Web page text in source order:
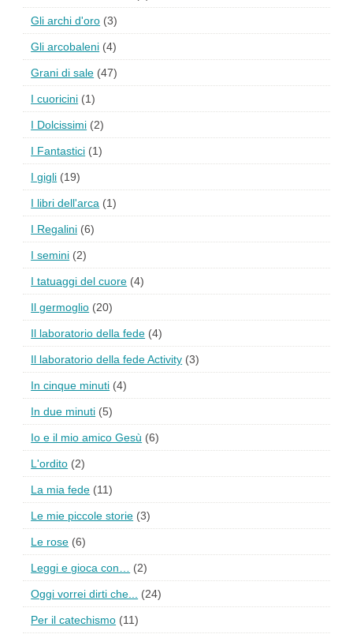
Gli archi d'oro (3)
Gli arcobaleni (4)
Grani di sale (47)
I cuoricini (1)
I Dolcissimi (2)
I Fantastici (1)
I gigli (19)
I libri dell'arca (1)
I Regalini (6)
I semini (2)
I tatuaggi del cuore (4)
Il germoglio (20)
Il laboratorio della fede (4)
Il laboratorio della fede Activity (3)
In cinque minuti (4)
In due minuti (5)
Io e il mio amico Gesù (6)
L'ordito (2)
La mia fede (11)
Le mie piccole storie (3)
Le rose (6)
Leggi e gioca con… (2)
Oggi vorrei dirti che... (24)
Per il catechismo (11)